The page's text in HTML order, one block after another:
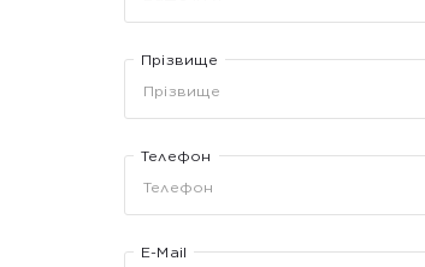
Прізвище
Телефон
E-Mail